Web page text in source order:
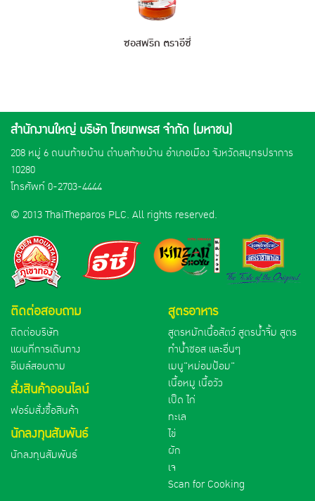
ซอสพริก ตราอีซี่
สำนักงานใหญ่ บริษัท ไทยเทพรส จำกัด (มหาชน)
208 หมู่ 6 ถนนท้ายบ้าน ตำบลท้ายบ้าน อำเภอเมือง จังหวัดสมุทรปราการ
10280
โทรศัพท์0-2703-4444
© 2013 ThaiTheparos PLC. All rights reserved.
ติดต่อสอบถาม
ติดต่อบริษัท
แผนที่การเดินทาง
อีเมล์สอบถาม
สั่งสินค้าออนไลน์
ฟอร์มสั่งซื้อสินค้า
นักลงทุนสัมพันธ์
นักลงทุนสัมพันธ์
สูตรอาหาร
สูตรหมักเนื้อสัตว์ สูตรน้ำจิ้ม สูตร
ทำน้ำซอส และอื่นๆ
เมนู"หม่อมป้อม"
เนื้อหมู เนื้อวัว
เป็ด ไก่
ทะเล
ไข่
ผัก
เจ
Scan for Cooking